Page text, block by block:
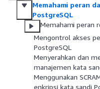
Memahami peran
PostgreSQL
Memahami peran
Mengontrol akses
PostgreSQL
Menyerahkan dan
manajemen kata
Menggunakan
enkripsi kata sandi